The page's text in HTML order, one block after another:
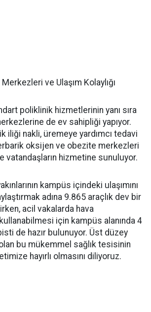
ve Ulaşım Kolaylığı
poliklinik hizmetlerinin yanı sıra
de ev sahipliği yapıyor.
iliği nakli, üremeye yardımcı tedavi
oksijen ve obezite merkezleri
vatandaşların hizmetine sunuluyor.
kampüs içindeki ulaşımını
adına 9.865 araçlık dev bir
acil vakalarda hava
için kampüs alanında 4
de hazır bulunuyor. Üst düzey
bu mükemmel sağlık tesisinin
hayırlı olmasını diliyoruz.